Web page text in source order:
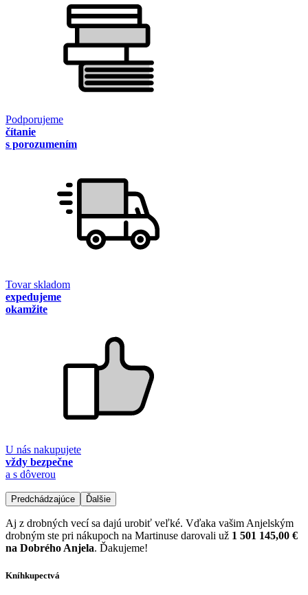
Podporujeme
čítanie
s porozumením
Tovar skladom
expedujeme
okamžite
U nás nakupujete
vždy bezpečne
a s dôverou
Predchádzajúce Ďalšie
Aj z drobných vecí sa dajú urobiť veľké. Vďaka vašim Anjelským
drobným ste pri nákupoch na Martinuse darovali už 1 501 145,00 €
na Dobrého Anjela. Ďakujeme!
Kníhkupectvá